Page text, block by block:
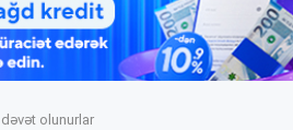
olunurlar